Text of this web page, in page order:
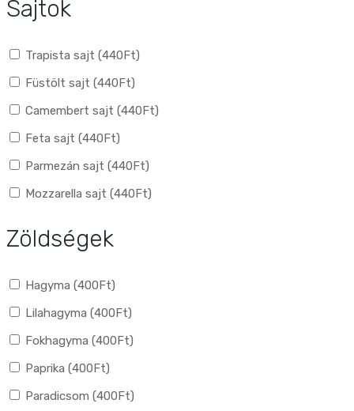
Sajtok
Trapista sajt (440Ft)
Füstölt sajt (440Ft)
Camembert sajt (440Ft)
Feta sajt (440Ft)
Parmezán sajt (440Ft)
Mozzarella sajt (440Ft)
Zöldségek
Hagyma (400Ft)
Lilahagyma (400Ft)
Fokhagyma (400Ft)
Paprika (400Ft)
Paradicsom (400Ft)